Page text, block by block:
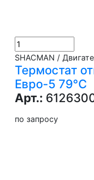
SHACMAN /
Термостат
Евро-5 79°C
Арт.:
по запросу